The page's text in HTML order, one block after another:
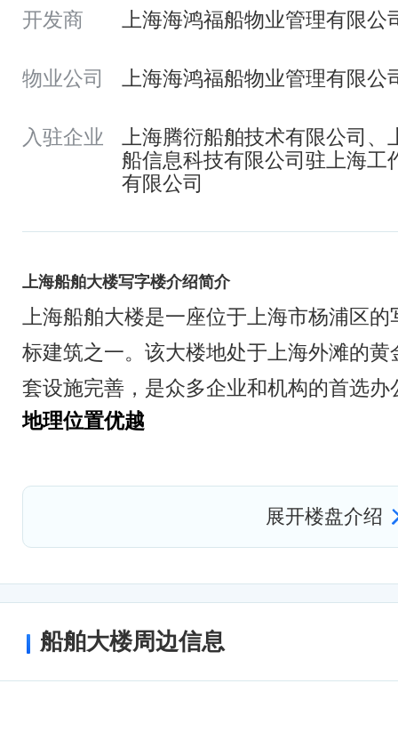
开发商 上海海鸿福船物业管理有限公
物业公司 上海海鸿福船物业管理有限公
入驻企业
上海腾衍船舶技术有限公司、
船信息科技有限公司驻上海工
有限公司
上海船舶大楼写字楼介绍简介
上海船舶大楼是一座位于上海市杨浦区
标建筑之一。该大楼地处于上海外滩的
套设施完善，是众多企业和机构的首选办
地理位置优越
优越。周边有多条地铁线路和公交线路
十分便利。同时，大楼附近还有多个停
建筑设计独特
上海船舶大楼的建筑设计独特，外观呈
感。大楼共有19层，高度达到了108米，
展开楼盘介绍
船舶大楼周边信息